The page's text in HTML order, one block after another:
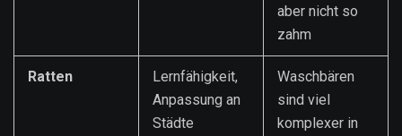
aber nicht so
zahm
Ratten
Lernfähigkeit,
Anpassung an
Städte
Waschbären
sind viel
komplexer in